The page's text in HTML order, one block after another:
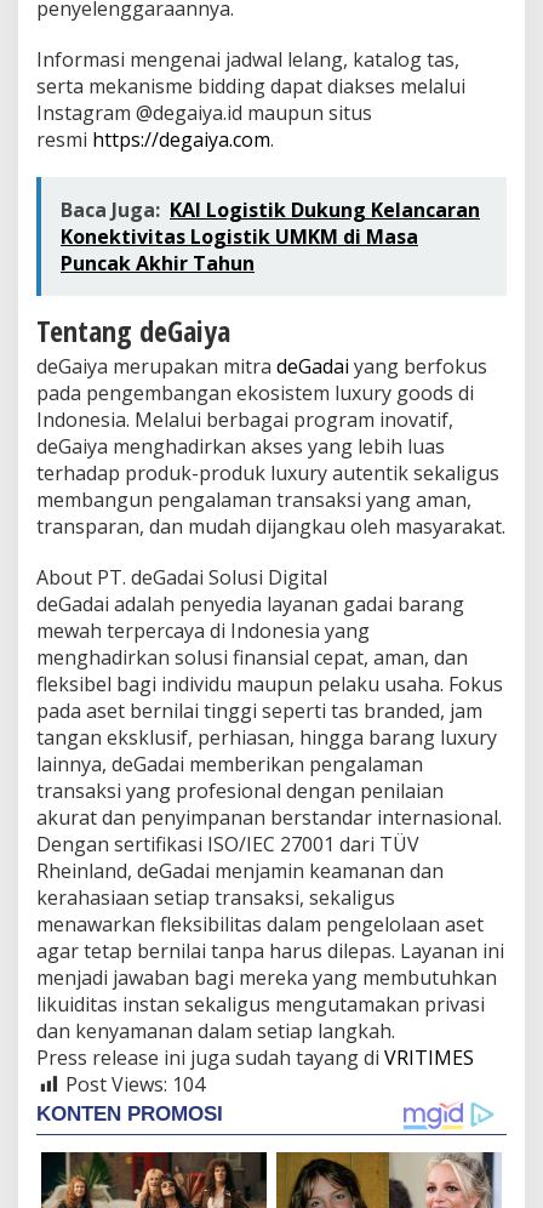
penyelenggaraannya.
Informasi mengenai jadwal lelang, katalog tas,
serta mekanisme bidding dapat diakses melalui
Instagram @degaiya.id maupun situs
resmi https://degaiya.com.
Baca Juga: KAI Logistik Dukung Kelancaran
Konektivitas Logistik UMKM di Masa
Puncak Akhir Tahun
Tentang deGaiya
deGaiya merupakan mitra deGadai yang berfokus
pada pengembangan ekosistem luxury goods di
Indonesia. Melalui berbagai program inovatif,
deGaiya menghadirkan akses yang lebih luas
terhadap produk-produk luxury autentik sekaligus
membangun pengalaman transaksi yang aman,
transparan, dan mudah dijangkau oleh masyarakat.
About PT. deGadai Solusi Digital
deGadai adalah penyedia layanan gadai barang
mewah terpercaya di Indonesia yang
menghadirkan solusi finansial cepat, aman, dan
fleksibel bagi individu maupun pelaku usaha. Fokus
pada aset bernilai tinggi seperti tas branded, jam
tangan eksklusif, perhiasan, hingga barang luxury
lainnya, deGadai memberikan pengalaman
transaksi yang profesional dengan penilaian
akurat dan penyimpanan berstandar internasional.
Dengan sertifikasi ISO/IEC 27001 dari TÜV
Rheinland, deGadai menjamin keamanan dan
kerahasiaan setiap transaksi, sekaligus
menawarkan fleksibilitas dalam pengelolaan aset
agar tetap bernilai tanpa harus dilepas. Layanan ini
menjadi jawaban bagi mereka yang membutuhkan
likuiditas instan sekaligus mengutamakan privasi
dan kenyamanan dalam setiap langkah.
Press release ini juga sudah tayang di VRITIMES
Post Views: 104